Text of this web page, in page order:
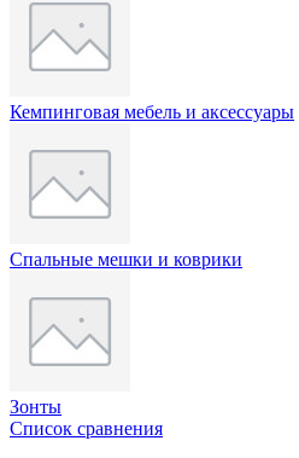
Кемпинговая мебель и аксессуары
Спальные мешки и коврики
Зонты
Список сравнения